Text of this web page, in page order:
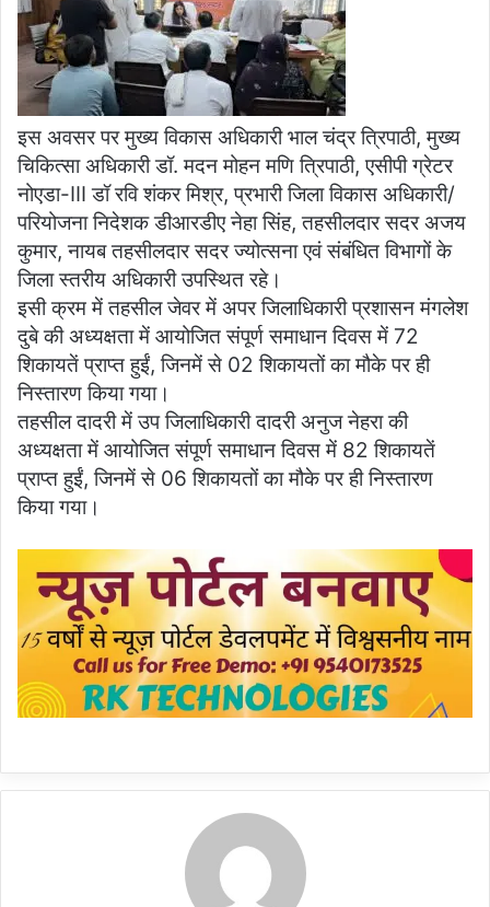
इस अवसर पर मुख्य विकास अधिकारी भाल चंद्र त्रिपाठी, मुख्य
चिकित्सा अधिकारी डॉ. मदन मोहन मणि त्रिपाठी, एसीपी ग्रेटर
नोएडा-III डॉ रवि शंकर मिश्र, प्रभारी जिला विकास अधिकारी/
परियोजना निदेशक डीआरडीए नेहा सिंह, तहसीलदार सदर अजय
कुमार, नायब तहसीलदार सदर ज्योत्सना एवं संबंधित विभागों के
जिला स्तरीय अधिकारी उपस्थित रहे।
इसी क्रम में तहसील जेवर में अपर जिलाधिकारी प्रशासन मंगलेश
दुबे की अध्यक्षता में आयोजित संपूर्ण समाधान दिवस में 72
शिकायतें प्राप्त हुईं, जिनमें से 02 शिकायतों का मौके पर ही
निस्तारण किया गया।
तहसील दादरी में उप जिलाधिकारी दादरी अनुज नेहरा की
अध्यक्षता में आयोजित संपूर्ण समाधान दिवस में 82 शिकायतें
प्राप्त हुईं, जिनमें से 06 शिकायतों का मौके पर ही निस्तारण
किया गया।